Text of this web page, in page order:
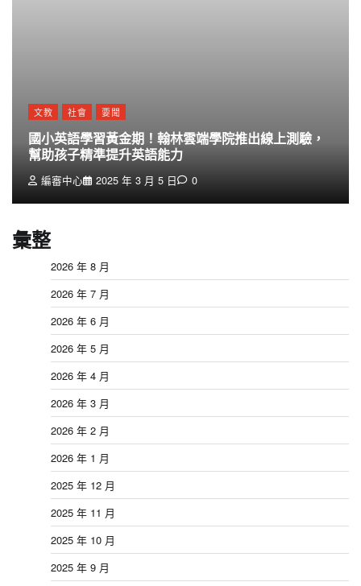
文教 社會 要聞
國小英語學習黃金期！翰林雲端學院推出線上測驗，
幫助孩子精準提升英語能力
編審中心 2025 年 3 月 5 日 0
彙整
2026 年 8 月
2026 年 7 月
2026 年 6 月
2026 年 5 月
2026 年 4 月
2026 年 3 月
2026 年 2 月
2026 年 1 月
2025 年 12 月
2025 年 11 月
2025 年 10 月
2025 年 9 月